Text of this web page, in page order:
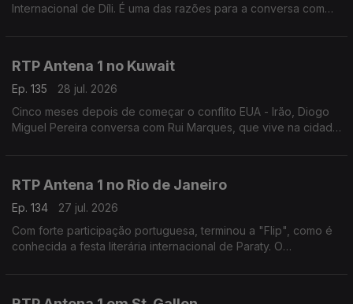
Internacional de Díli. É uma das razões para a conversa com
RTP Antena 1 no Kuwait
Ep. 135
28 jul. 2026
Cinco meses depois de começar o conflito EUA - Irão, Diogo
Miguel Pereira conversa com Rui Marques, que vive na cidade
RTP Antena 1 no Rio de Janeiro
Ep. 134
27 jul. 2026
Com forte participação portuguesa, terminou a "Flip", como é
conhecida a festa literária internacional de Paraty. O